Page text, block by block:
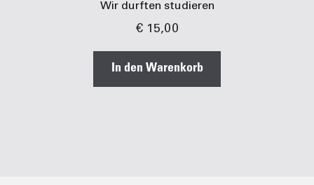
Wir durften studieren
€15,00
In den Warenkorb